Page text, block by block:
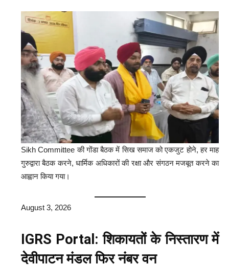
Sikh Committee की गोंडा बैठक में सिख समाज को एकजुट होने, हर माह
गुरुद्वारा बैठक करने, धार्मिक अधिकारों की रक्षा और संगठन मजबूत करने का
आह्वान किया गया।
August 3, 2026
IGRS Portal: शिकायतों के निस्तारण में
देवीपाटन मंडल फिर नंबर वन